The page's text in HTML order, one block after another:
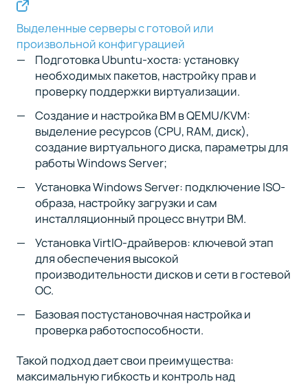
Подготовка Ubuntu-хоста: установку
необходимых пакетов, настройку прав и
проверку поддержки виртуализации.
Создание и настройка ВМ в QEMU/KVM:
выделение ресурсов (CPU, RAM, диск),
создание виртуального диска, параметры для
работы Windows Server;
Установка Windows Server: подключение ISO-
образа, настройку загрузки и сам
инсталляционный процесс внутри ВМ.
Установка VirtIO-драйверов: ключевой этап
для обеспечения высокой
производительности дисков и сети в гостевой
ОС.
Базовая постустановочная настройка и
проверка работоспособности.
Такой подход дает свои преимущества:
максимальную гибкость и контроль над
Выделенные серверы с готовой или
произвольной конфигурацией